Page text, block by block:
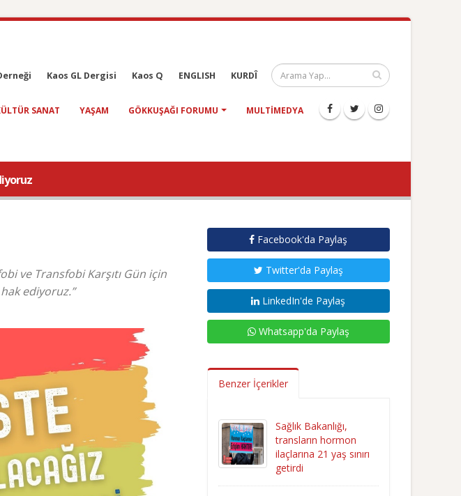
Kaos GL Dergisi Kaos Q ENGLISH KURDÎ
SANAT YAŞAM GÖKKUŞAĞI FORUMU MULTIMEDYA
ve Transfobi Karşıtı Gün için
ediyoruz.”
Facebook'da Paylaş
Twitter'da Paylaş
LinkedIn'de Paylaş
Whatsapp'da Paylaş
Benzer İçerikler
Sağlık Bakanlığı,
transların hormon
ilaçlarına 21 yaş sınırı
getirdi